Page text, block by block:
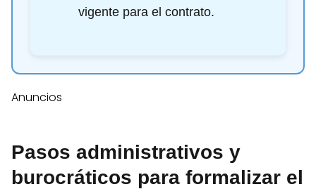
vigente para el contrato.
Anuncios
Pasos administrativos y
burocráticos para formalizar el